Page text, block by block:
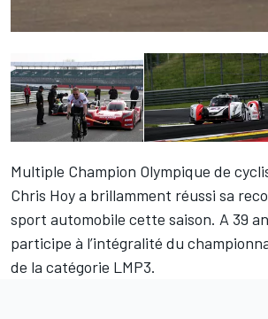
Multiple Champion Olympique de
Chris Hoy a brillamment réussi sa
sport automobile cette saison. A 39
participe à l’intégralité du
de la catégorie LMP3.